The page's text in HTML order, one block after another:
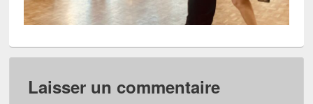
Laisser un commentaire